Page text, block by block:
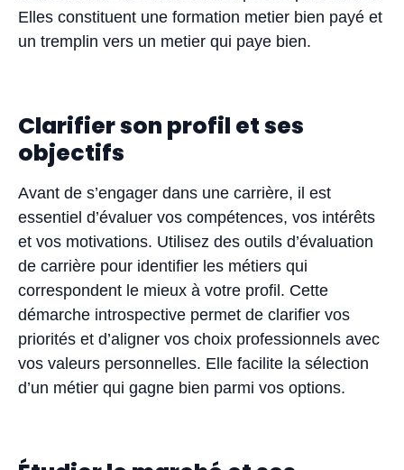
Elles constituent une formation metier bien payé et
un tremplin vers un metier qui paye bien.
Clarifier son profil et ses
objectifs
Avant de s’engager dans une carrière, il est
essentiel d’évaluer vos compétences, vos intérêts
et vos motivations. Utilisez des outils d’évaluation
de carrière pour identifier les métiers qui
correspondent le mieux à votre profil. Cette
démarche introspective permet de clarifier vos
priorités et d’aligner vos choix professionnels avec
vos valeurs personnelles. Elle facilite la sélection
d’un métier qui gagne bien parmi vos options.